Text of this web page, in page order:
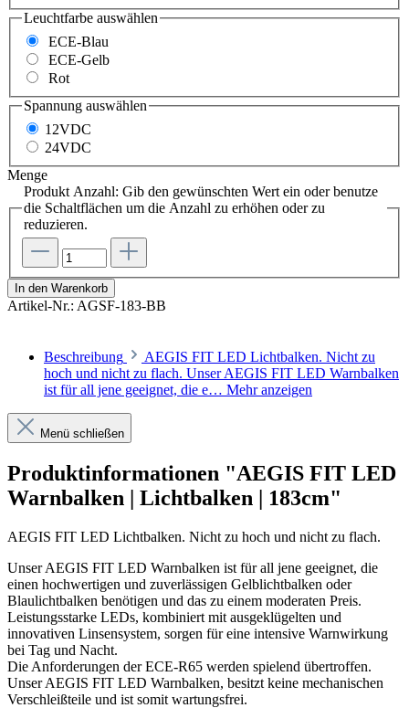
Leuchtfarbe auswählen
ECE-Blau
ECE-Gelb
Rot
Spannung auswählen
12VDC
24VDC
Menge
Produkt Anzahl: Gib den gewünschten Wert ein oder benutze
die Schaltflächen um die Anzahl zu erhöhen oder zu
reduzieren.
In den Warenkorb
Artikel-Nr.: AGSF-183-BB
Beschreibung
AEGIS FIT LED Lichtbalken. Nicht zu
hoch und nicht zu flach. Unser AEGIS FIT LED Warnbalken
ist für all jene geeignet, die e… Mehr anzeigen
Menü schließen
Produktinformationen "AEGIS FIT LED
Warnbalken | Lichtbalken | 183cm"
AEGIS FIT LED Lichtbalken. Nicht zu hoch und nicht zu flach.
Unser AEGIS FIT LED Warnbalken ist für all jene geeignet, die
einen hochwertigen und zuverlässigen Gelblichtbalken oder
Blaulichtbalken benötigen und das zu einem moderaten Preis.
Leistungsstarke LEDs, kombiniert mit ausgeklügelten und
innovativen Linsensystem, sorgen für eine intensive Warnwirkung
bei Tag und Nacht.
Die Anforderungen der ECE-R65 werden spielend übertroffen.
Unser AEGIS FIT LED Warnbalken, besitzt keine mechanischen
Verschleißteile und ist somit wartungsfrei.